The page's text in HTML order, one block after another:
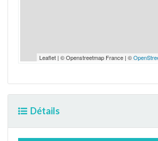
Leaflet | © Openstreetmap France | ©
Détails